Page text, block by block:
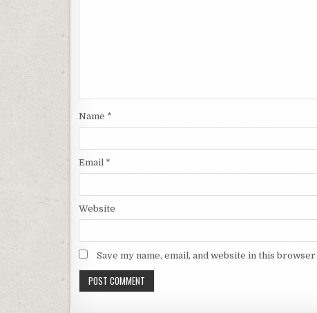
Name *
Email *
Website
Save my name, email, and website in this